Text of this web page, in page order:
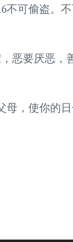
不可偷盗。
恶要厌恶，
母，使你的